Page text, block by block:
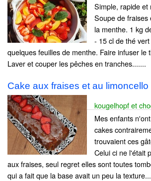
Simple, rapide et
Soupe de fraises
la menthe. 1 kg
- 15 cl de thé
quelques feuilles de menthe. Faire infuser le
Laver et couper les pêches en tranches.......
Cake aux fraises et au limoncello
kougelhopf et
Mes enfants
cakes
trouvaient ces
Celui ci ne l'était
aux fraises, seul regret elles sont toutes
qui a fait que la base avait un peu la